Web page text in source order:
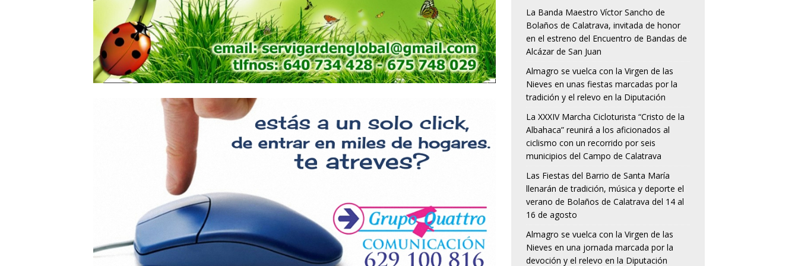
La Banda Maestro Víctor Sancho de
Bolaños de Calatrava, invitada de honor
en el estreno del Encuentro de Bandas de
Alcázar de San Juan
Almagro se vuelca con la Virgen de las
Nieves en unas fiestas marcadas por la
tradición y el relevo en la Diputación
La XXXIV Marcha Cicloturista “Cristo de la
Albahaca” reunirá a los aficionados al
ciclismo con un recorrido por seis
municipios del Campo de Calatrava
Las Fiestas del Barrio de Santa María
llenarán de tradición, música y deporte el
verano de Bolaños de Calatrava del 14 al
16 de agosto
Almagro se vuelca con la Virgen de las
Nieves en una jornada marcada por la
devoción y el relevo en la Diputación